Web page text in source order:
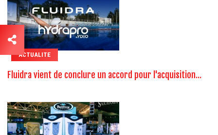
ACTUALITE
Fluidra vient de conclure un accord pour l'acquisition...